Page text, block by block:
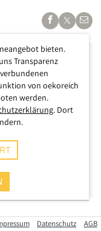
seit Tagen immer
Datenschutz AGB
bieten.
Transparenz
von oekoreich
werden.
. Dort